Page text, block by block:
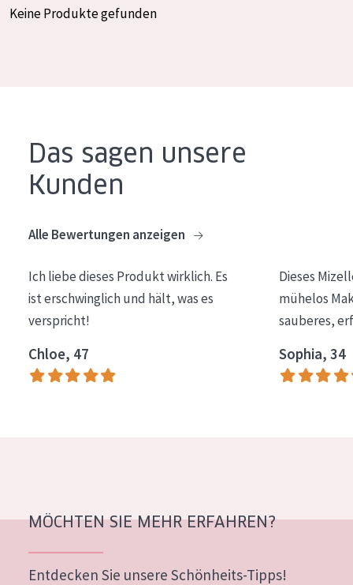
Lift+
Expert
HAUTTYP
Empfindliche Haut
Normale bis trockene Haut
Mischhaut und fettige Haut
Reife Haut
Der Sonne ausgesetzte Haut
Reife Haut
Keine Produkte gefunden
Das sagen unsere
Kunden
Alle Bewertungen anzeigen
Ich liebe dieses Produkt wirklich. Es
ist erschwinglich und hält, was es
verspricht!
Chloe, 47
Dieses
mühelos
sauberes,
Sophia, 34
MÖCHTEN SIE MEHR ERFAHREN?
Entdecken Sie unsere Schönheits-Tipps!